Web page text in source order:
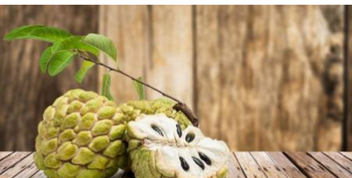
Clase
Clima
Mundial 2026
Eventos Corporativos
El Cronista Studio
Mediakit